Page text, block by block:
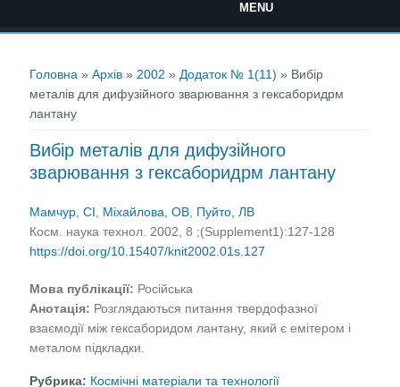
MENU
Головна »Архів » 2002 » Додаток № 1(11) » Вибір
металів для дифузійного зварювання з гексаборидрм
лантану
Вибір металів для дифузійного
зварювання з гексаборидрм лантану
Мамчур, СІ Міхайлова, ОВ Пуйто, ЛВ
Косм. наука технол. 2002, 8 ;(Supplement1):127-128
https://doi.org/10.15407/knit2002.01s.127
Мова публікації: Російська
Анотація: Розглядаються питання твердофазної
взаємодії між гексаборидом лантану, який є емітером і
металом підкладки.
Рубрика: Космічні матеріали та технології